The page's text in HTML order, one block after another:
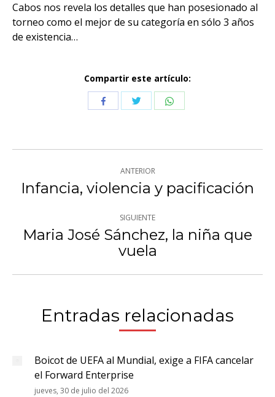
Cabos nos revela los detalles que han posesionado al
torneo como el mejor de su categoría en sólo 3 años
de existencia…
Compartir este artículo:
CompartirCompartirCompartir
Navegación
entre
publicaciones
ANTERIOR
Publicación
Infancia, violencia y pacificación
SIGUIENTE
Publicación
siguiente:
Maria José Sánchez, la niña que
vuela
Entradas relacionadas
Boicot de UEFA al Mundial, exige a FIFA cancelar
el Forward Enterprise
jueves, 30 de julio del 2026